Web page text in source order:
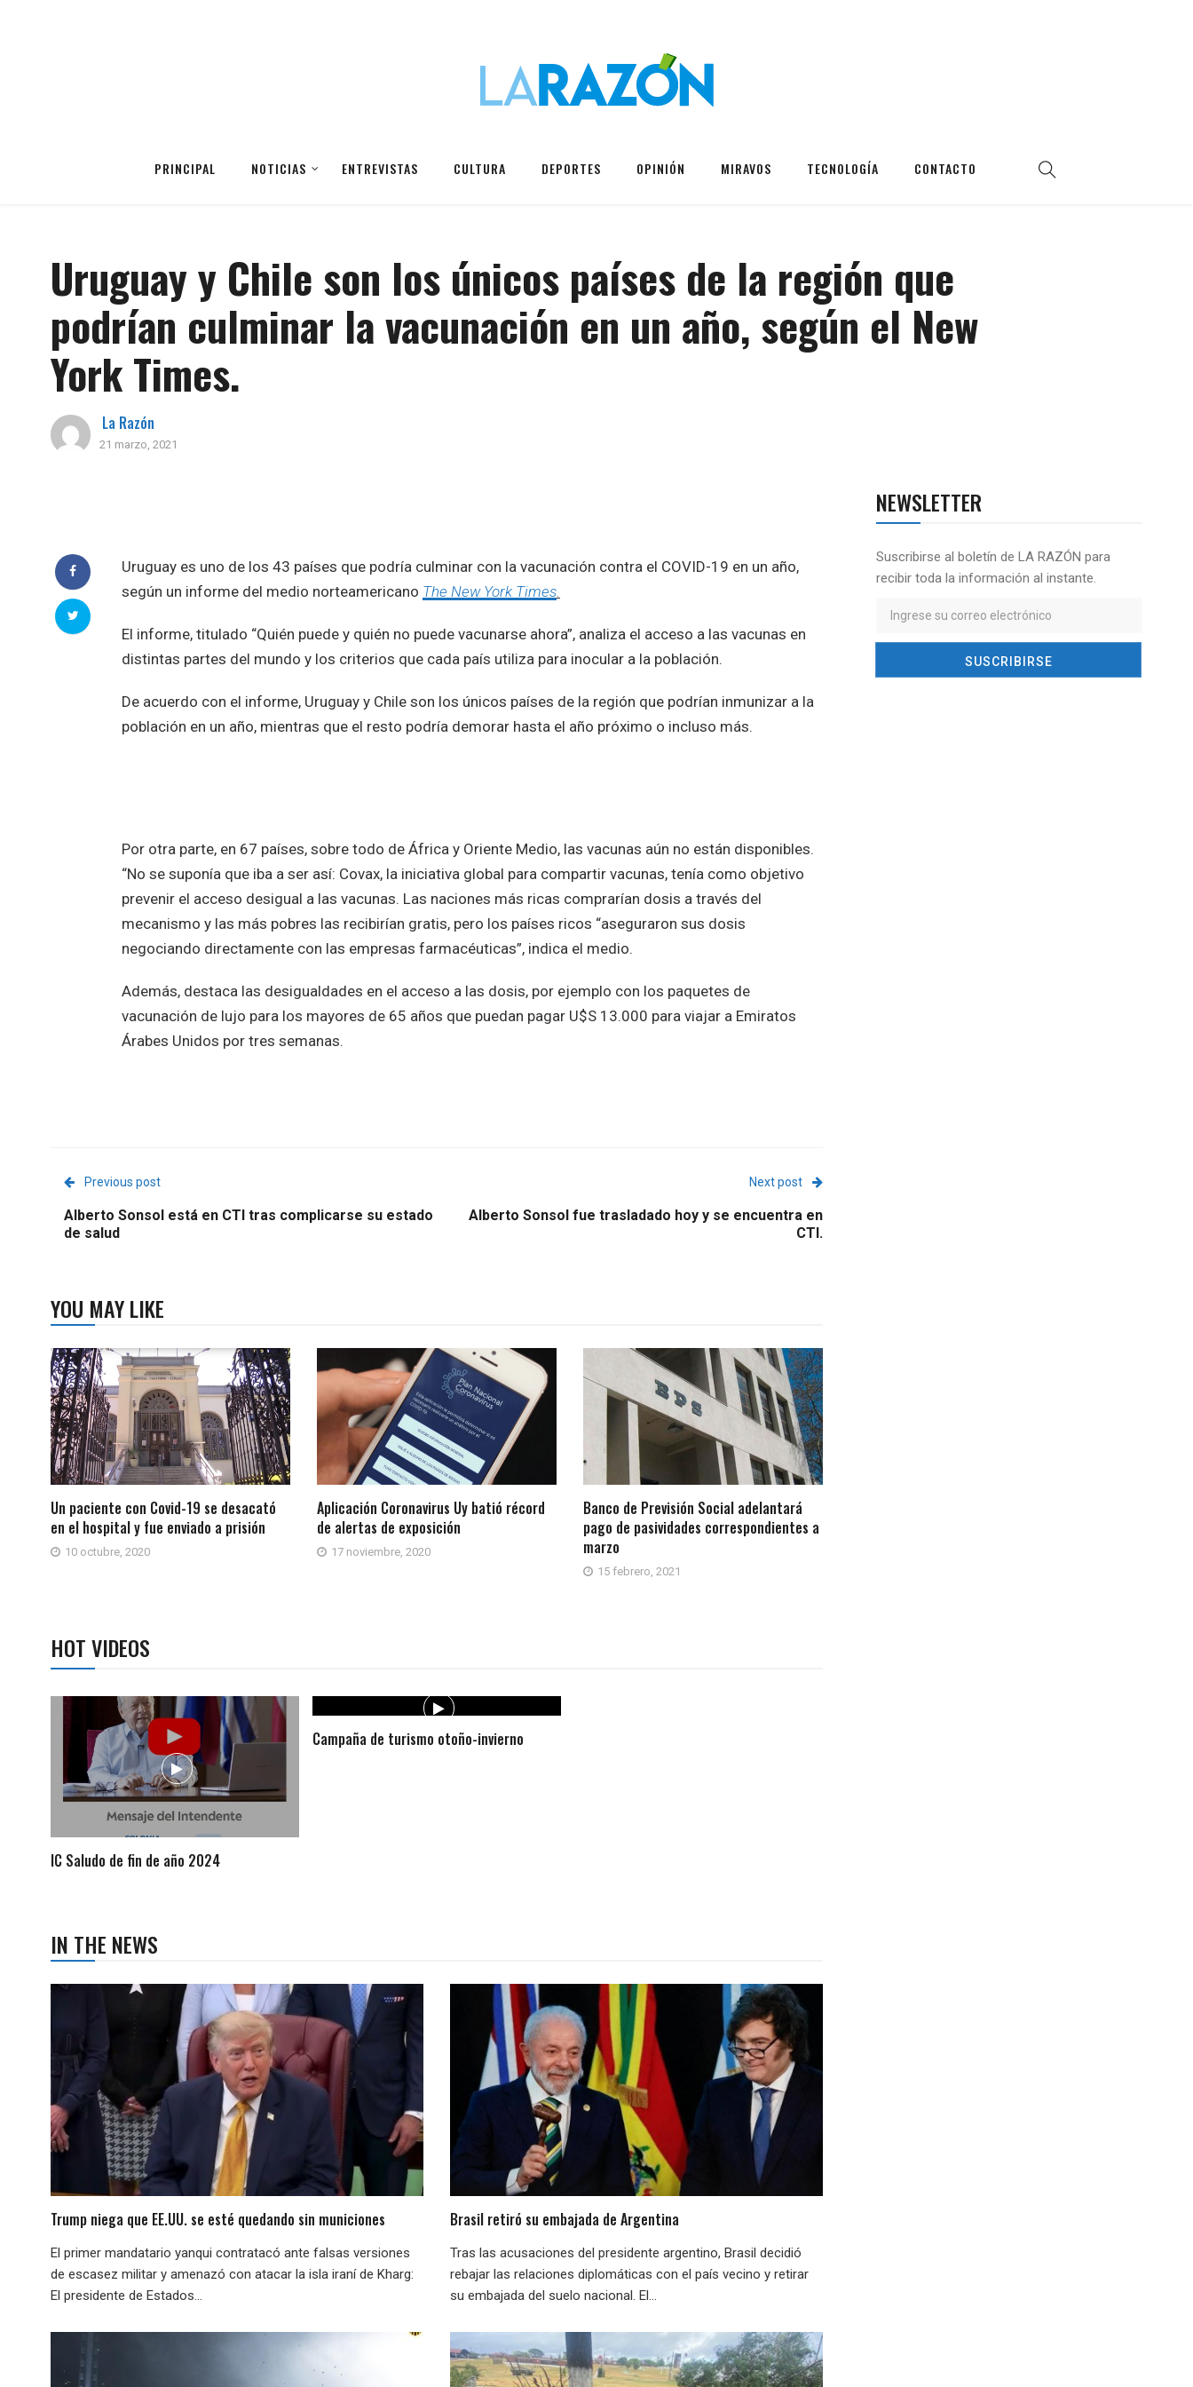
PRINCIPAL NOTICIAS ENTREVISTAS CULTURA DEPORTES OPINIÓN MIRAVOS TECNOLOGÍA CONTACTO
Uruguay y Chile son los únicos países de la región que
podrían culminar la vacunación en un año, según el New
York Times.
La Razón
21 marzo, 2021
Uruguay es uno de los 43 países que podría culminar con la vacunación contra el COVID-19 en un año,
según un informe del medio norteamericano The New York Times.
El informe, titulado “Quién puede y quién no puede vacunarse ahora”, analiza el acceso a las vacunas en
distintas partes del mundo y los criterios que cada país utiliza para inocular a la población.
De acuerdo con el informe, Uruguay y Chile son los únicos países de la región que podrían inmunizar a la
población en un año, mientras que el resto podría demorar hasta el año próximo o incluso más.
Por otra parte, en 67 países, sobre todo de África y Oriente Medio, las vacunas aún no están disponibles.
“No se suponía que iba a ser así: Covax, la iniciativa global para compartir vacunas, tenía como objetivo
prevenir el acceso desigual a las vacunas. Las naciones más ricas comprarían dosis a través del
mecanismo y las más pobres las recibirían gratis, pero los países ricos “aseguraron sus dosis
negociando directamente con las empresas farmacéuticas”, indica el medio.
Además, destaca las desigualdades en el acceso a las dosis, por ejemplo con los paquetes de
vacunación de lujo para los mayores de 65 años que puedan pagar U$S 13.000 para viajar a Emiratos
Árabes Unidos por tres semanas.
Previous post
Alberto Sonsol está en CTI tras complicarse su estado
de salud
Next post
Alberto Sonsol fue trasladado hoy y se encuentra en
CTI.
YOU MAY LIKE
Un paciente con Covid-19 se desacató
en el hospital y fue enviado a prisión
10 octubre, 2020
Aplicación Coronavirus Uy batió récord
de alertas de exposición
17 noviembre, 2020
Banco de Previsión Social adelantará
pago de pasividades correspondientes a
marzo
15 febrero, 2021
HOT VIDEOS
IC Saludo de fin de año 2024
Campaña de turismo otoño-invierno
IN THE NEWS
Trump niega que EE.UU. se esté quedando sin municiones
El primer mandatario yanqui contratacó ante falsas versiones
de escasez militar y amenazó con atacar la isla iraní de Kharg:
El presidente de Estados...
Brasil retiró su embajada de Argentina
Tras las acusaciones del presidente argentino, Brasil decidió
rebajar las relaciones diplomáticas con el país vecino y retirar
su embajada del suelo nacional. El...
NEWSLETTER
Suscribirse al boletín de LA RAZÓN para
recibir toda la información al instante.